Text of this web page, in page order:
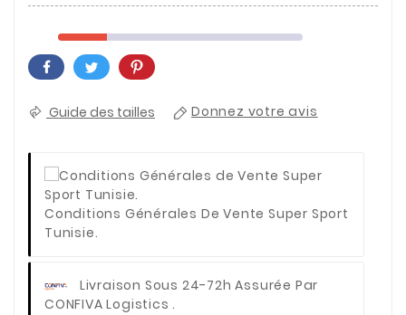
Guide des tailles Donnez votre avis
Conditions Générales De Vente Super Sport
Tunisie.
Livraison Sous 24-72h Assurée Par
CONFIVA Logistics .